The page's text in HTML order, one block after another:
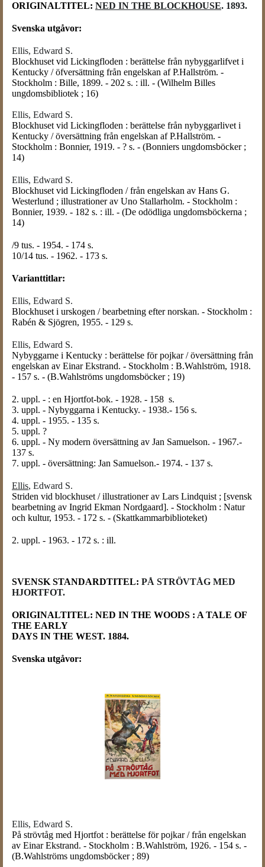
ORIGINALTITEL: NED IN THE BLOCKHOUSE. 1893.
Svenska utgåvor:
Ellis, Edward S.
Blockhuset vid Lickingfloden : berättelse från nybyggarlifvet i
Kentucky / öfversättning från engelskan af P.Hallström. -
Stockholm : Bille, 1899. - 202 s. : ill. - (Wilhelm Billes
ungdomsbibliotek ; 16)
Ellis, Edward S.
Blockhuset vid Lickingfloden : berättelse från nybyggarlivet i
Kentucky / översättning från engelskan af P.Hallström. -
Stockholm : Bonnier, 1919. - ? s. - (Bonniers ungdomsböcker ;
14)
Ellis, Edward S.
Blockhuset vid Lickingfloden / från engelskan av Hans G.
Westerlund ; illustrationer av Uno Stallarholm. - Stockholm :
Bonnier, 1939. - 182 s. : ill. - (De odödliga ungdomsböckerna ;
14)
/9 tus. - 1954. - 174 s.
10/14 tus. - 1962. - 173 s.
Varianttitlar:
Ellis, Edward S.
Blockhuset i urskogen / bearbetning efter norskan. - Stockholm :
Rabén & Sjögren, 1955. - 129 s.
Ellis, Edward S.
Nybyggarne i Kentucky : berättelse för pojkar / översättning från
engelskan av Einar Ekstrand. - Stockholm : B.Wahlström, 1918.
- 157 s. - (B.Wahlströms ungdomsböcker ; 19)
2. uppl. - : en Hjortfot-bok. - 1928. - 158 s.
3. uppl. - Nybyggarna i Kentucky. - 1938.- 156 s.
4. uppl. - 1955. - 135 s.
5. uppl. ?
6. uppl. - Ny modern översättning av Jan Samuelson. - 1967.-
137 s.
7. uppl. - översättning: Jan Samuelson.- 1974. - 137 s.
Ellis, Edward S.
Striden vid blockhuset / illustrationer av Lars Lindquist ; [svensk
bearbetning av Ingrid Ekman Nordgaard]. - Stockholm : Natur
och kultur, 1953. - 172 s. - (Skattkammarbiblioteket)
2. uppl. - 1963. - 172 s. : ill.
SVENSK STANDARDTITEL: PÅ STRÖVTÅG MED
HJORTFOT.
ORIGINALTITEL: NED IN THE WOODS : A TALE OF
THE EARLY
DAYS IN THE WEST. 1884.
Svenska utgåvor:
Ellis, Edward S.
På strövtåg med Hjortfot : berättelse för pojkar / från engelskan
av Einar Ekstrand. - Stockholm : B.Wahlström, 1926. - 154 s. -
(B.Wahlströms ungdomsböcker ; 89)